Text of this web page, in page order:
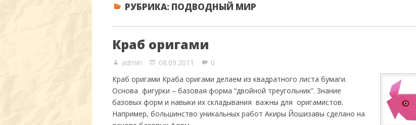
РУБРИКА: ПОДВОДНЫЙ МИР
Краб оригами
admin 08.09.2011
0
Краб оригами Краба оригами делаем из квадратного листа бумаги.
Основа фигурки – базовая форма “двойной треугольник”. Знание
базовых форм и навыки их складывания важны для оригамистов.
Например, большинство уникальных работ Акиры Йошизавы сделано на